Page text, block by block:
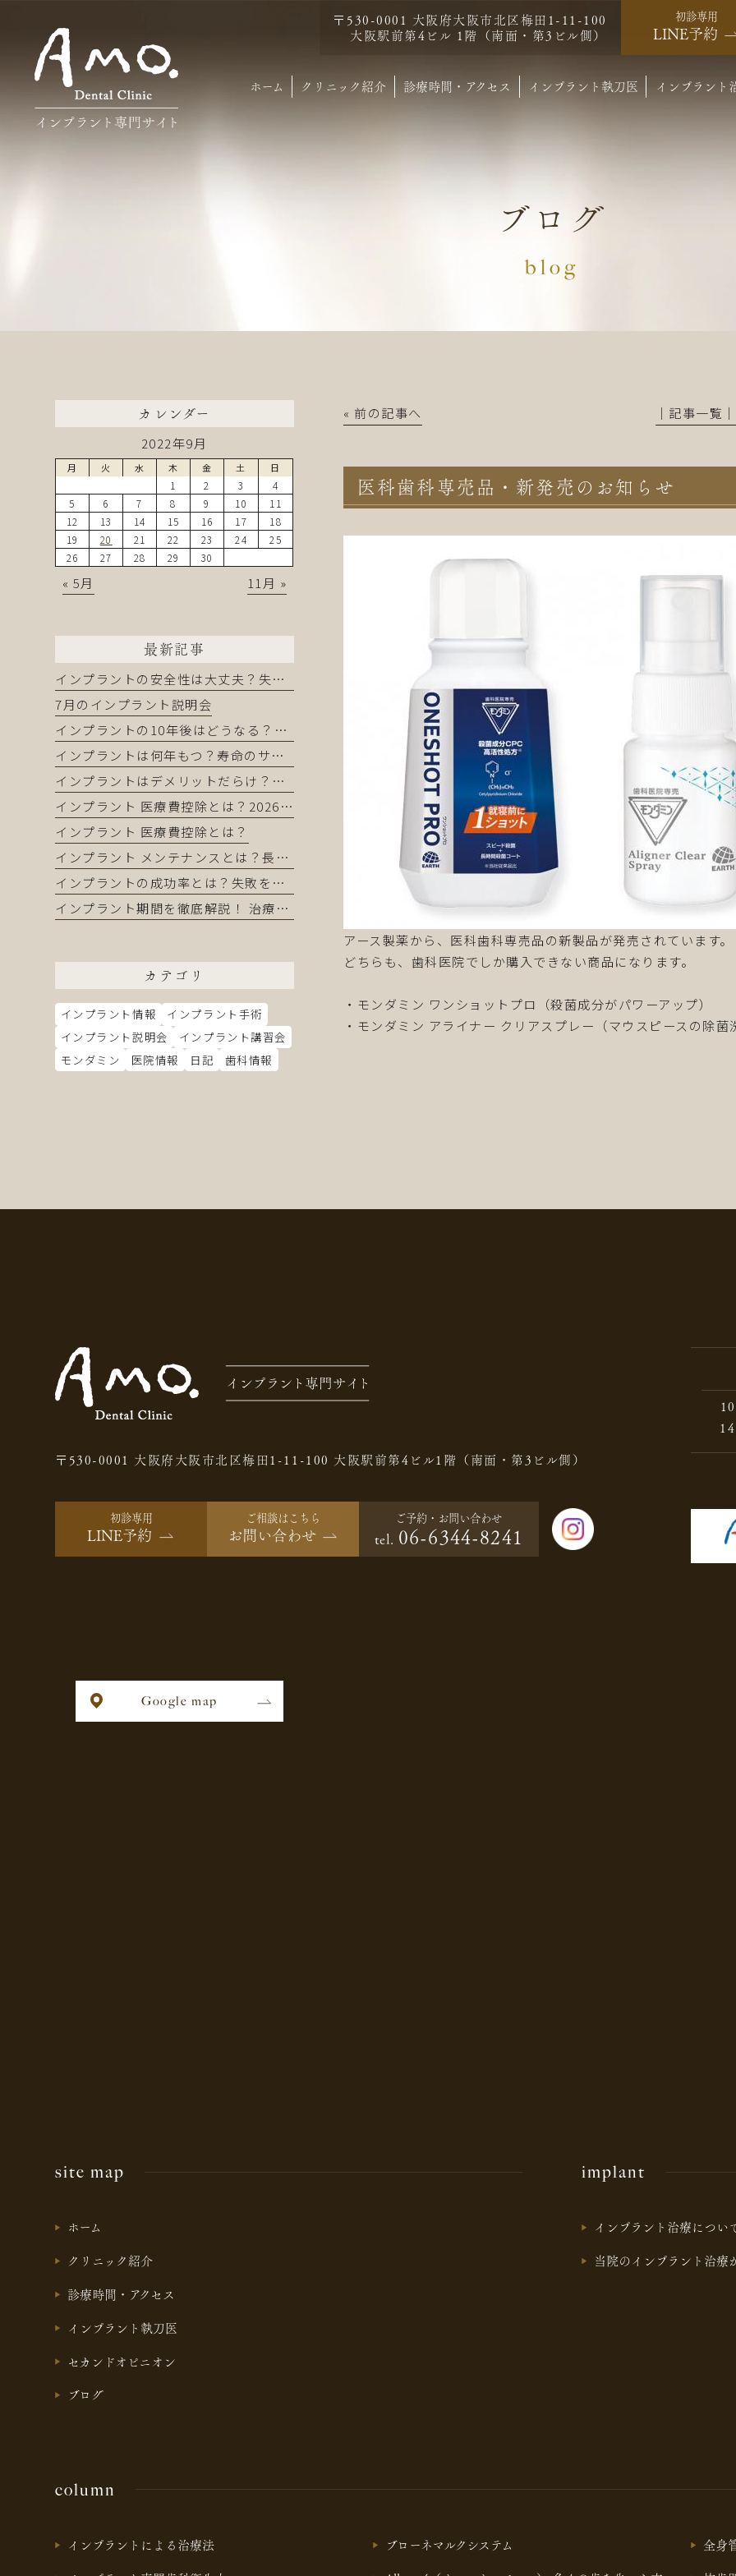
〒530-0001 大阪府大阪市北区梅田1-11-100
大阪駅前第4ビル 1階（南面・第3ビル側）
初診専用
LINE予約
ホーム クリニック紹介 診療時間・アクセス インプラント執刀医 インプラント
ブログ
blog
« 前の記事へ │記事一覧│
医科歯科専売品・新発売のお知らせ
アース製薬から、医科歯科専売品の新製品が発売されています。
どちらも、歯科医院でしか購入できない商品になります。
・モンダミン ワンショットプロ（殺菌成分がパワーアップ）
・モンダミン アライナー クリアスプレー（マウスピースの除菌
カレンダー
2022年9月
月 火 水 木 金 土 日
1 2 3
4
5
6 7 8 9 10
11
12
13 14 15 16 17
18
19
20 21 22 23 24
25
26
27 28 29 30
« 5月 11月 »
最新記事
インプラントの安全性は大丈夫？失敗を防ぐために知るべきこと
7月のインプラント説明会
インプラントの10年後はどうなる？長持ちする人・しない人の違い
インプラントは何年もつ？寿命のサインと長持ちさせるコツ
インプラントはデメリットだらけ？インプラントを正直に解説｜それでも選ばれる理由とは
インプラント 医療費控除とは？2026年版完全ガイド｜還付金を最大化する申請方法
インプラント 医療費控除とは？
インプラント メンテナンスとは？長持ちさせるために知っておくべき全てのこと
インプラントの成功率とは？失敗を防いで長持ちさせる完全ガイド
インプラント期間を徹底解説！ 治療の流れから短縮方法まで完全ガイド
カテゴリ
インプラント情報
インプラント手術
インプラント説明会
インプラント講習会
モンダミン
医院情報 日記 歯科情報
〒530-0001 大阪府大阪市北区梅田1-11-100 大阪駅前第4ビル1階（南面・第3ビル側）
初診専用
LINE予約
ご相談はこちら
お問い合わせ
ご予約・ お問い合わせ
tel. 06-6344-8241
Google map
site map
ホーム
クリニック紹介
診療時間・アクセス
インプラント執刀医
セカンドオピニオン
ブログ
implant
インプラント治療につい
当院のインプラント治療
column
インプラントによる治療法 ブローネマルクシステム 全身